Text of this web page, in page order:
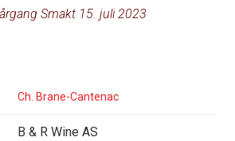
Smakt 15. juli 2023
Ch. Brane-Cantenac
B & R Wine AS